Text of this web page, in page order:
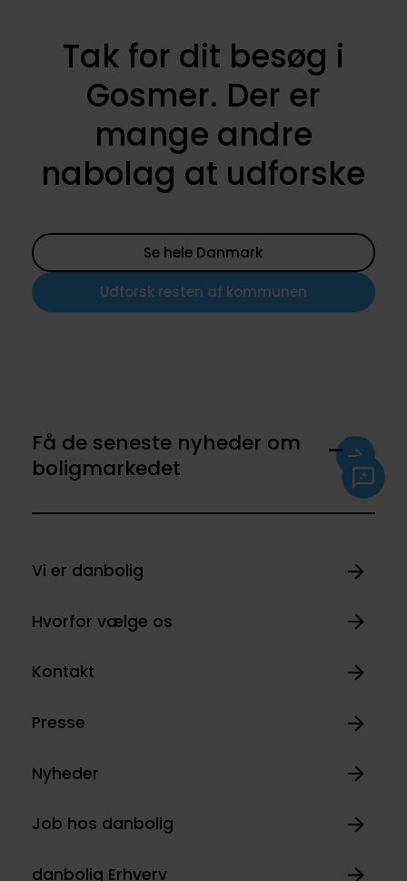
Tak for dit besøg i
Gosmer. Der er
mange andre
nabolag at udforske
Se hele Danmark
Udforsk resten af kommunen
Få de seneste nyheder om
boligmarkedet
Vi er danbolig
Hvorfor vælge os
Kontakt
Presse
Nyheder
Job hos danbolig
danbolig Erhverv